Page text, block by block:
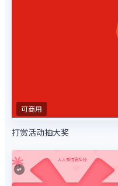
可商用
打赏活动抽大奖